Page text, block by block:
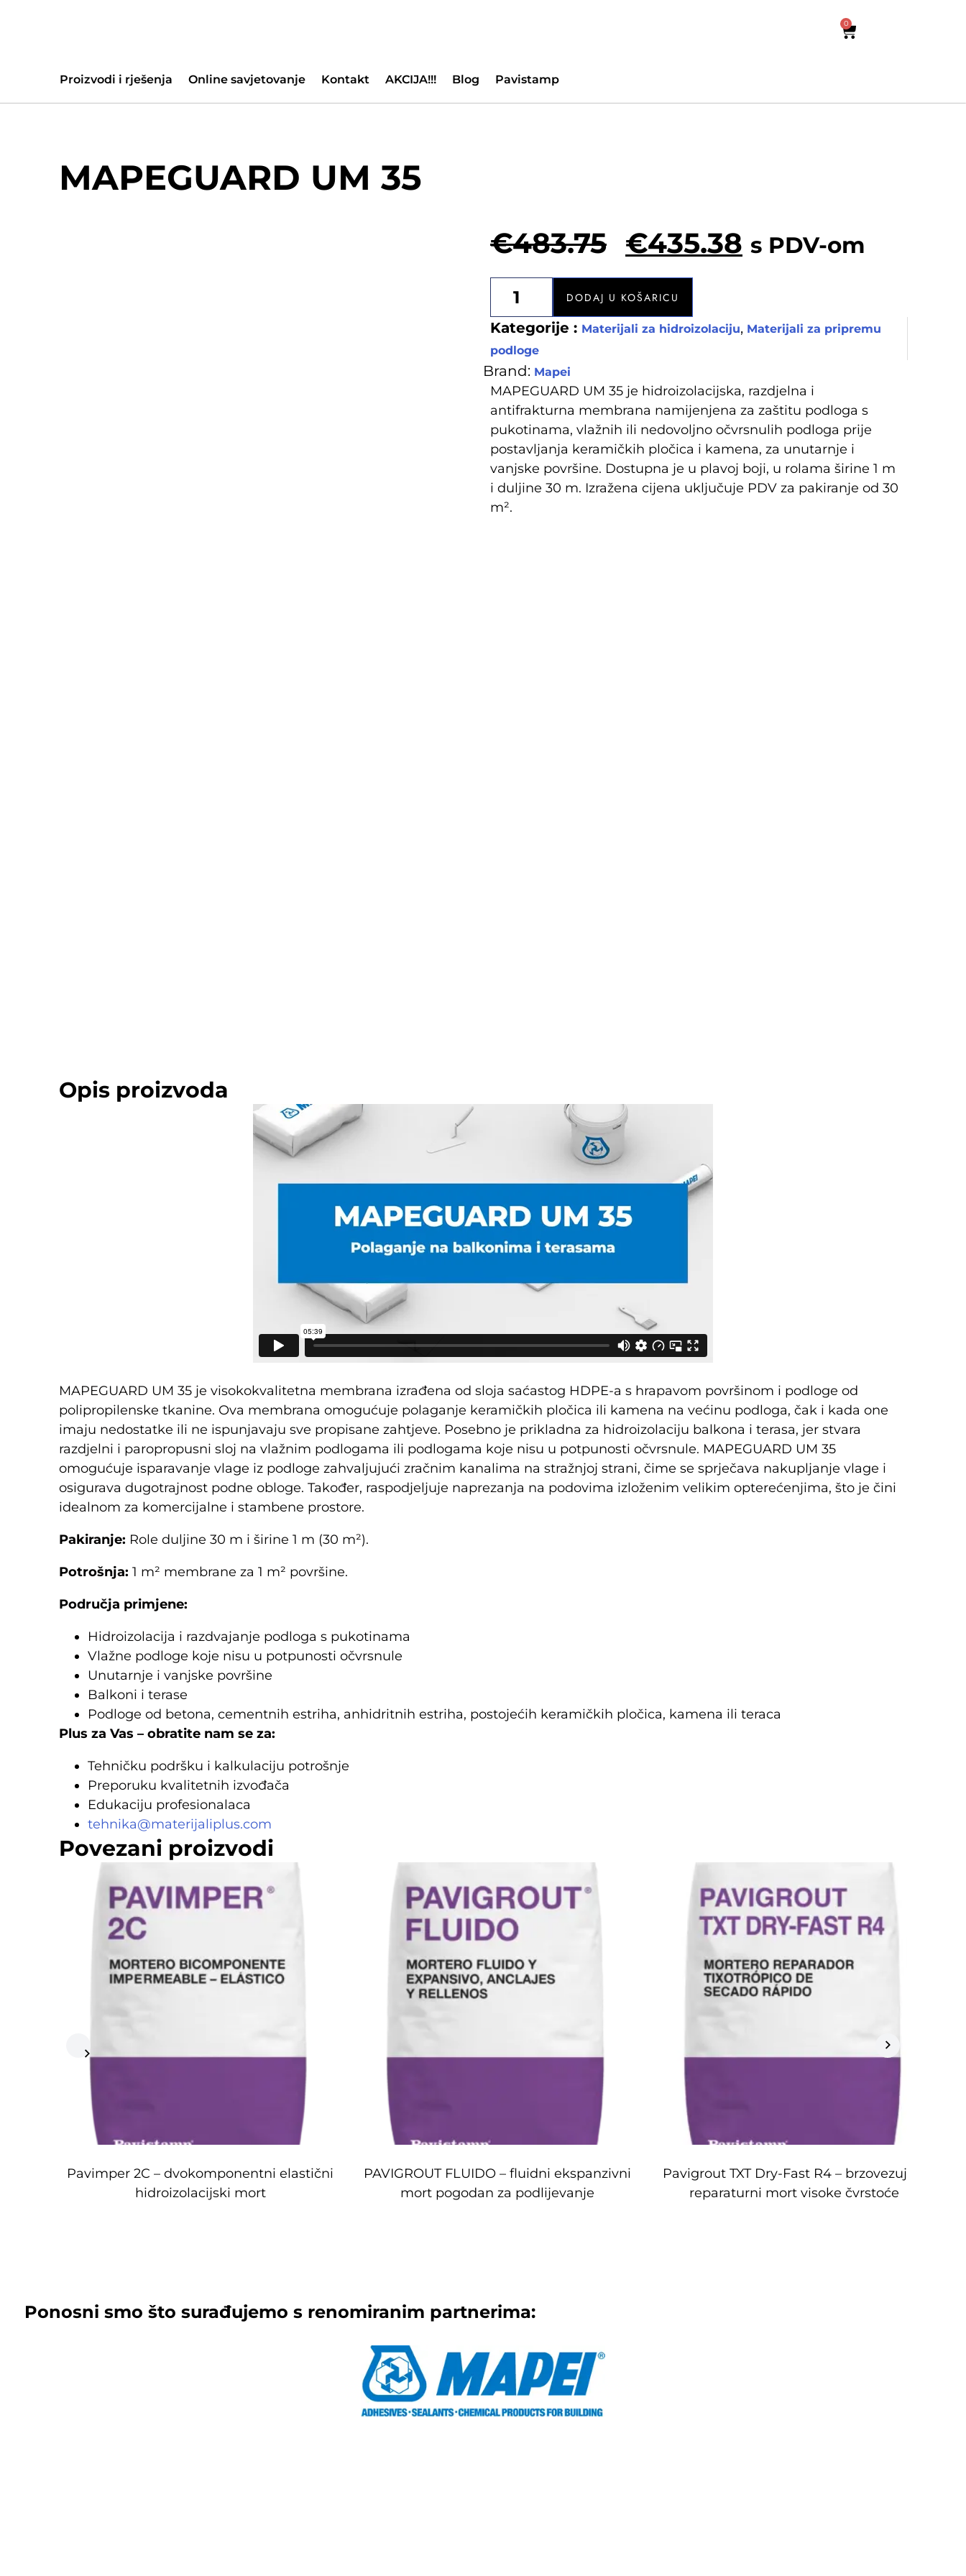
0
Proizvodi i rješenja Online savjetovanje Kontakt AKCIJA!!! Blog Pavistamp
MAPEGUARD UM 35
€483.75 €435.38 s PDV-om
DODAJ U KOŠARICU
Kategorije : Materijali za hidroizolaciju, Materijali za pripremu
podloge
Brand: Mapei
MAPEGUARD UM 35 je hidroizolacijska, razdjelna i
antifrakturna membrana namijenjena za zaštitu podloga s
pukotinama, vlažnih ili nedovoljno očvrsnulih podloga prije
postavljanja keramičkih pločica i kamena, za unutarnje i
vanjske površine. Dostupna je u plavoj boji, u rolama širine 1 m
i duljine 30 m. Izražena cijena uključuje PDV za pakiranje od 30
m².
Opis proizvoda
MAPEGUARD UM 35 je visokokvalitetna membrana izrađena od sloja saćastog HDPE-a s hrapavom površinom i podloge od
polipropilenske tkanine. Ova membrana omogućuje polaganje keramičkih pločica ili kamena na većinu podloga, čak i kada one
imaju nedostatke ili ne ispunjavaju sve propisane zahtjeve. Posebno je prikladna za hidroizolaciju balkona i terasa, jer stvara
razdjelni i paropropusni sloj na vlažnim podlogama ili podlogama koje nisu u potpunosti očvrsnule. MAPEGUARD UM 35
omogućuje isparavanje vlage iz podloge zahvaljujući zračnim kanalima na stražnjoj strani, čime se sprječava nakupljanje vlage i
osigurava dugotrajnost podne obloge. Također, raspodjeljuje naprezanja na podovima izloženim velikim opterećenjima, što je čini
idealnom za komercijalne i stambene prostore.
Pakiranje: Role duljine 30 m i širine 1 m (30 m²).
Potrošnja: 1 m² membrane za 1 m² površine.
Područja primjene:
Hidroizolacija i razdvajanje podloga s pukotinama
Vlažne podloge koje nisu u potpunosti očvrsnule
Unutarnje i vanjske površine
Balkoni i terase
Podloge od betona, cementnih estriha, anhidritnih estriha, postojećih keramičkih pločica, kamena ili teraca
Plus za Vas – obratite nam se za:
Tehničku podršku i kalkulaciju potrošnje
Preporuku kvalitetnih izvođača
Edukaciju profesionalaca
tehnika@materijaliplus.com
Povezani proizvodi
Pavimper 2C – dvokomponentni elastični
hidroizolacijski mort
PAVIGROUT FLUIDO – fluidni ekspanzivni
mort pogodan za podlijevanje
Pavigrout TXT Dry-Fast R4 – brzo­vezujući
reparaturni mort visoke čvrstoće
Ponosni smo što surađujemo s renomiranim partnerima: